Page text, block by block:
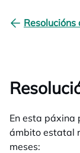
En esta páxina
ámbito estatal
meses: